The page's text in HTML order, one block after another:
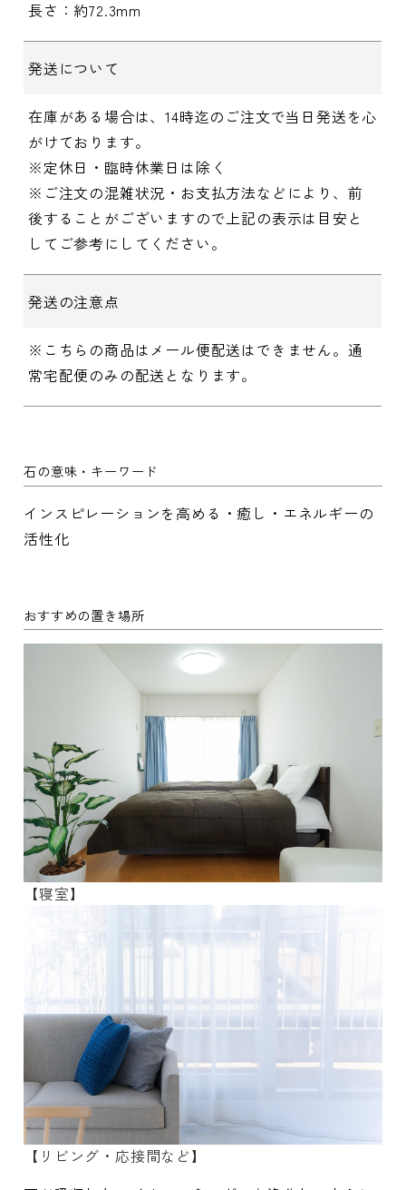
長さ：約72.3mm
発送について
在庫がある場合は、14時迄のご注文で当日発送を心
がけております。
※定休日・臨時休業日は除く
※ご注文の混雑状況・お支払方法などにより、前
後することがございますので上記の表示は目安と
してご参考にしてください。
発送の注意点
※こちらの商品はメール便配送はできません。通
常宅配便のみの配送となります。
石の意味・キーワード
インスピレーションを高める・癒し・エネルギーの
活性化
おすすめの置き場所
【寝室】
【リビング・応接間など】